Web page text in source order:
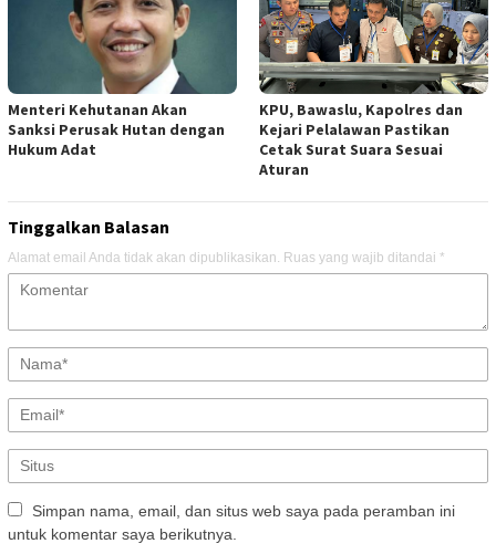
Menteri Kehutanan Akan
Sanksi Perusak Hutan dengan
Hukum Adat
KPU, Bawaslu, Kapolres dan
Kejari Pelalawan Pastikan
Cetak Surat Suara Sesuai
Aturan
Tinggalkan Balasan
Alamat email Anda tidak akan dipublikasikan. Ruas yang wajib ditandai *
Simpan nama, email, dan situs web saya pada peramban ini
untuk komentar saya berikutnya.